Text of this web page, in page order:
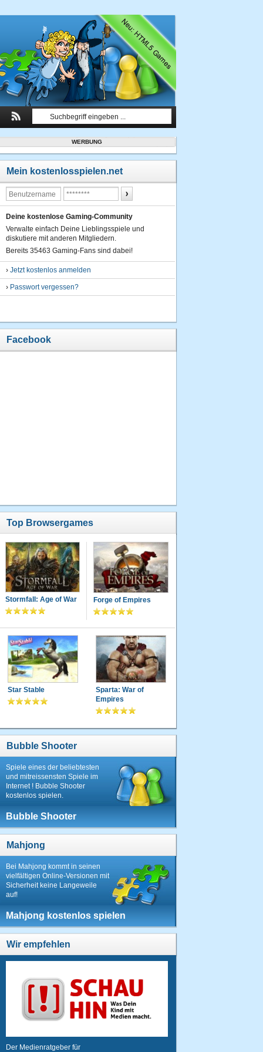
WERBUNG
Mein kostenlosspielen.net
Deine kostenlose Gaming-Community
Verwalte einfach Deine Lieblingsspiele und
diskutiere mit anderen Mitgliedern.
Bereits 35463 Gaming-Fans sind dabei!
› Jetzt kostenlos anmelden
› Passwort vergessen?
Facebook
Top Browsergames
Stormfall: Age of War Forge of Empires
Star Stable
Sparta: War of
Empires
Bubble Shooter
Spiele eines der beliebtesten
und mitreissensten Spiele im
Internet ! Bubble Shooter
kostenlos spielen.
Bubble Shooter
Mahjong
Bei Mahjong kommt in seinen
vielfältigen Online-Versionen mit
Sicherheit keine Langeweile
auf!
Mahjong kostenlos spielen
Wir empfehlen
Der Medienratgeber für